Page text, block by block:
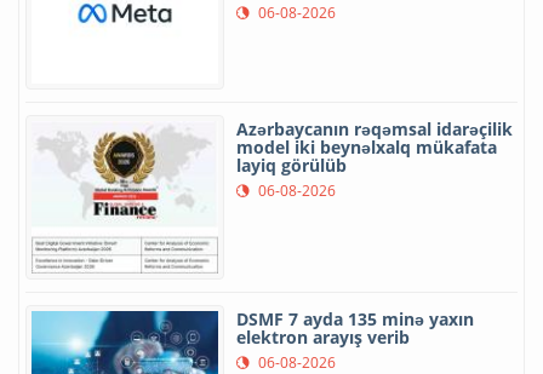
06-08-2026
Azərbaycanın rəqəmsal idarəçilik
model iki beynəlxalq mükafata
layiq görülüb
06-08-2026
DSMF 7 ayda 135 minə yaxın
elektron arayış verib
06-08-2026